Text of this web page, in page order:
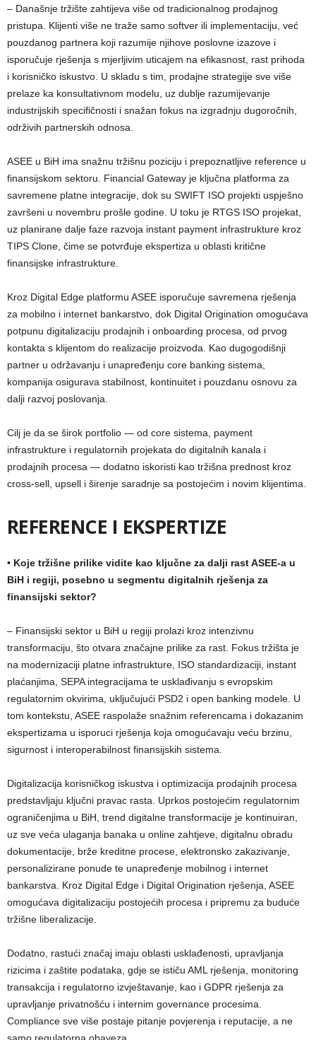
– Današnje tržište zahtijeva više od tradicionalnog prodajnog
pristupa. Klijenti više ne traže samo softver ili implementaciju, već
pouzdanog partnera koji razumije njihove poslovne izazove i
isporučuje rješenja s mjerljivim uticajem na efikasnost, rast prihoda
i korisničko iskustvo. U skladu s tim, prodajne strategije sve više
prelaze ka konsultativnom modelu, uz dublje razumijevanje
industrijskih specifičnosti i snažan fokus na izgradnju dugoročnih,
održivih partnerskih odnosa.
ASEE u BiH ima snažnu tržišnu poziciju i prepoznatljive reference u
finansijskom sektoru. Financial Gateway je ključna platforma za
savremene platne integracije, dok su SWIFT ISO projekti uspješno
završeni u novembru prošle godine. U toku je RTGS ISO projekat,
uz planirane dalje faze razvoja instant payment infrastrukture kroz
TIPS Clone, čime se potvrđuje ekspertiza u oblasti kritične
finansijske infrastrukture.
Kroz Digital Edge platformu ASEE isporučuje savremena rješenja
za mobilno i internet bankarstvo, dok Digital Origination omogućava
potpunu digitalizaciju prodajnih i onboarding procesa, od prvog
kontakta s klijentom do realizacije proizvoda. Kao dugogodišnji
partner u održavanju i unapređenju core banking sistema,
kompanija osigurava stabilnost, kontinuitet i pouzdanu osnovu za
dalji razvoj poslovanja.
Cilj je da se širok portfolio — od core sistema, payment
infrastrukture i regulatornih projekata do digitalnih kanala i
prodajnih procesa — dodatno iskoristi kao tržišna prednost kroz
cross-sell, upsell i širenje saradnje sa postojećim i novim klijentima.
REFERENCE I EKSPERTIZE
• Koje tržišne prilike vidite kao ključne za dalji rast ASEE-a u
BiH i regiji, posebno u segmentu digitalnih rješenja za
finansijski sektor?
– Finansijski sektor u BiH u regiji prolazi kroz intenzivnu
transformaciju, što otvara značajne prilike za rast. Fokus tržišta je
na modernizaciji platne infrastrukture, ISO standardizaciji, instant
plaćanjima, SEPA integracijama te usklađivanju s evropskim
regulatornim okvirima, uključujući PSD2 i open banking modele. U
tom kontekstu, ASEE raspolaže snažnim referencama i dokazanim
ekspertizama u isporuci rješenja koja omogućavaju veću brzinu,
sigurnost i interoperabilnost finansijskih sistema.
Digitalizacija korisničkog iskustva i optimizacija prodajnih procesa
predstavljaju ključni pravac rasta. Uprkos postojećim regulatornim
ograničenjima u BiH, trend digitalne transformacije je kontinuiran,
uz sve veća ulaganja banaka u online zahtjeve, digitalnu obradu
dokumentacije, brže kreditne procese, elektronsko zakazivanje,
personalizirane ponude te unapređenje mobilnog i internet
bankarstva. Kroz Digital Edge i Digital Origination rješenja, ASEE
omogućava digitalizaciju postojećih procesa i pripremu za buduće
tržišne liberalizacije.
Dodatno, rastući značaj imaju oblasti usklađenosti, upravljanja
rizicima i zaštite podataka, gdje se ističu AML rješenja, monitoring
transakcija i regulatorno izvještavanje, kao i GDPR rješenja za
upravljanje privatnošću i internim governance procesima.
Compliance sve više postaje pitanje povjerenja i reputacije, a ne